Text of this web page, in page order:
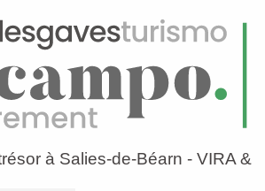
de-Béarn - VIRA & VASA
à Salies-de-Béarn - VIRA &